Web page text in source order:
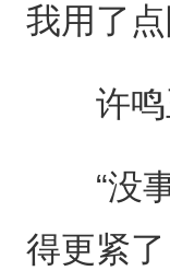
我用了
许鸣
“没事
得更紧